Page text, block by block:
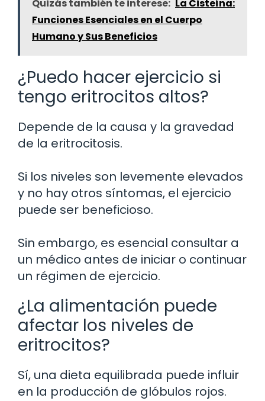
Quizás también te interese: La Cisteína:
Funciones Esenciales en el Cuerpo
Humano y Sus Beneficios
¿Puedo hacer ejercicio si
tengo eritrocitos altos?
Depende de la causa y la gravedad
de la eritrocitosis.
Si los niveles son levemente elevados
y no hay otros síntomas, el ejercicio
puede ser beneficioso.
Sin embargo, es esencial consultar a
un médico antes de iniciar o continuar
un régimen de ejercicio.
¿La alimentación puede
afectar los niveles de
eritrocitos?
Sí, una dieta equilibrada puede influir
en la producción de glóbulos rojos.